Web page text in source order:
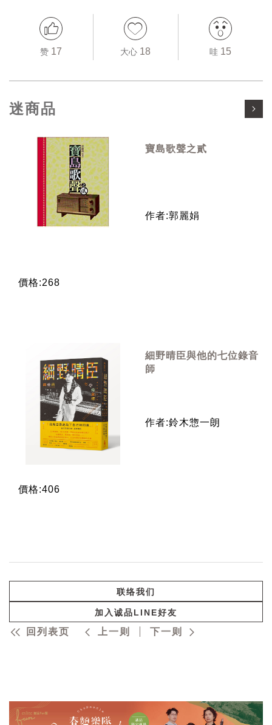
赞 17 大心 18 哇 15
迷商品
寶島歌聲之貳
作者:郭麗娟
價格:268
細野晴臣與他的七位錄音
師
作者:鈴木惣一朗
價格:406
联络我们
加入诚品LINE好友
回列表页 上一则 下一则